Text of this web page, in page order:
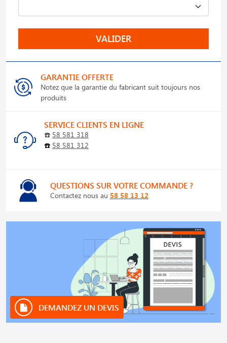
VALIDER
GARANTIE OFFERTE
Notez que la garantie du fabricant suit toujours nos
produits
SERVICE CLIENTS EN LIGNE
☎️ 58 581 318
☎️ 58 581 312
QUESTIONS SUR VOTRE COMMANDE ?
Contactez nous au 58 58 13 12
DEMANDEZ UN DEVIS